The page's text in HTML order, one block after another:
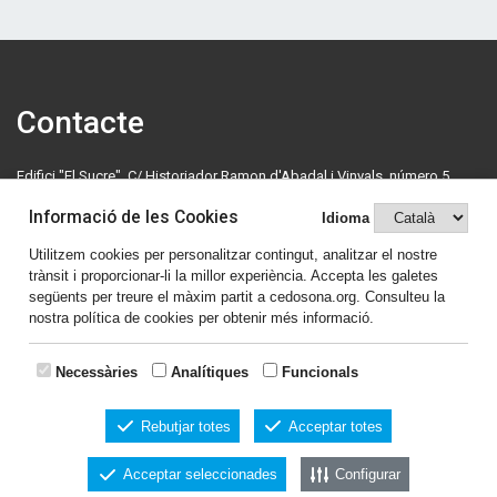
Contacte
Edifici "El Sucre", C/ Historiador Ramon d'Abadal i Vinyals, número 5,
Política de cookies
Avís legal
Comparteix el contingut
Informació de les Cookies Idioma
Utilitzem cookies per personalitzar contingut, analitzar el nostre
trànsit i proporcionar-li la millor experiència. Accepta les galetes
següents per treure el màxim partit a cedosona.org. Consulteu la
nostra política de cookies per obtenir més informació.
Necessàries Analítiques Funcionals
Rebutjar totes Acceptar totes
Acceptar seleccionades Configurar